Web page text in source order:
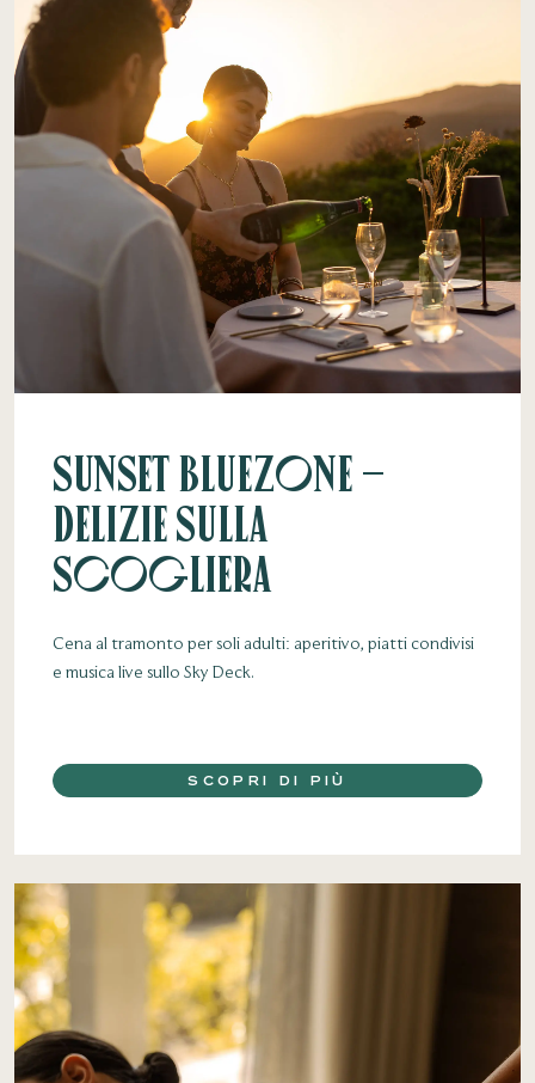
Sunset Bluezone –
Delizie sulla
scogliera
Cena al tramonto per soli adulti: aperitivo, piatti condivisi
e musica live sullo Sky Deck.
SCOPRI DI PIÙ